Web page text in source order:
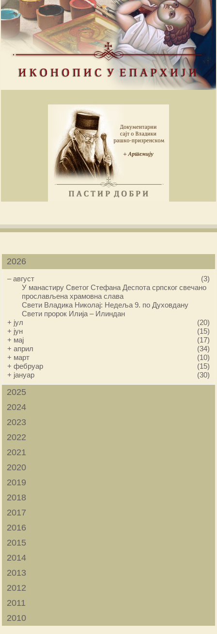
2026
–август
(3)
У манастиру Светог Стефана Деспота српског свечано
прослављена храмовна слава
Свети Владика Николај: Недеља 9. по Духовдану
Свети пророк Илија – Илиндан
+ јул
(20)
+ јун
(15)
+ мај
(17)
+април
(34)
+ март
(10)
+фебруар
(15)
+ јануар (30)
2025
2024
2023
2022
2021
2020
2019
2018
2017
2016
2015
2014
2013
2012
2011
2010